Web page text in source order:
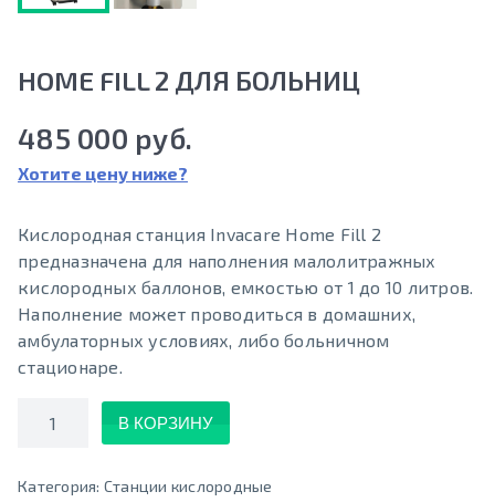
HOME FILL 2 ДЛЯ БОЛЬНИЦ
485 000 руб.
Хотите цену ниже?
Кислородная станция Invacare Home Fill 2
предназначена для наполнения малолитражных
кислородных баллонов, емкостью от 1 до 10 литров.
Наполнение может проводиться в домашних,
амбулаторных условиях, либо больничном
стационаре.
Количество
В КОРЗИНУ
Категория: Станции кислородные